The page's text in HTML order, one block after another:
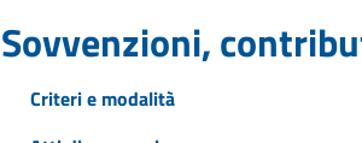
Sovvenzioni,
Criteri e modalità